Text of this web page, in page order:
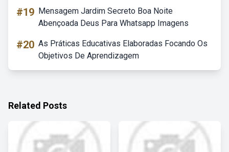
#19 Mensagem Jardim Secreto Boa Noite
Abençoada Deus Para Whatsapp Imagens
#20 As Práticas Educativas Elaboradas Focando Os
Objetivos De Aprendizagem
Related Posts